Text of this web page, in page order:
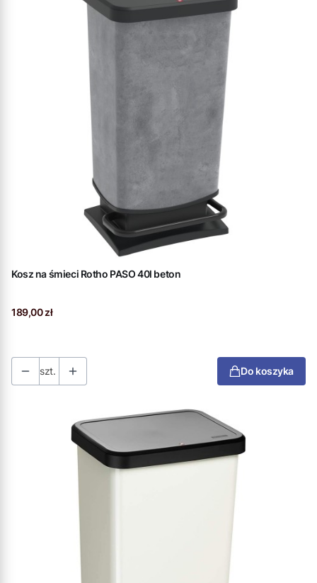
Kosz na śmieci Rotho PASO 40l beton
Cena
189,00 zł
szt. Do koszyka